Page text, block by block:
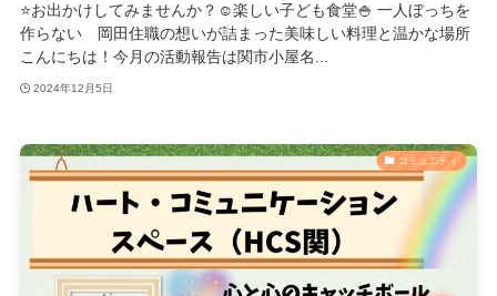
⭐️お出かけしてみませんか？☺️楽しい子ども食堂🍚 一人ぼっちを
作らない 岡田住職の想いが詰まった美味しい料理と温かな場所
こんにちは！今月の活動報告は関市小屋名...
2024年12月5日
コミュニティ